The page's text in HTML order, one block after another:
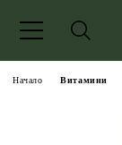
Начало Витамини